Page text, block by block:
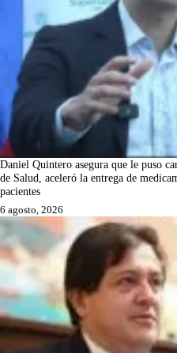
Daniel Quintero asegura que le puso
de Salud, aceleró la entrega de
pacientes
6 agosto, 2026